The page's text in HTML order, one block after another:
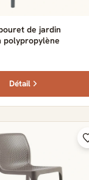
de jardin
polypropylène
Détail